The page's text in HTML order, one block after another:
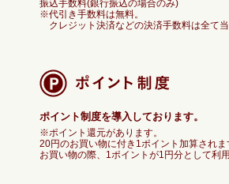
振込手数料(銀行振込の場合のみ)
※代引き手数料は無料。
クレジット決済などの決済手数料は全て当
ポイント制度を導入しております。
※ポイント還元があります。
20円のお買い物に付き1ポイント加算されま
お買い物の際、1ポイントが1円分として利用